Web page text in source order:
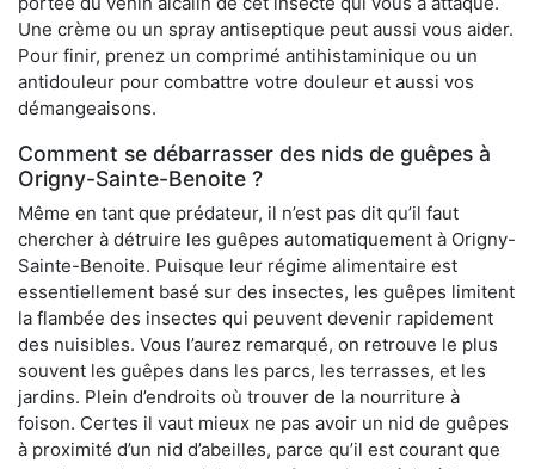
Une crème ou un spray antiseptique peut aussi vous aider.
Pour finir, prenez un comprimé antihistaminique ou un
antidouleur pour combattre votre douleur et aussi vos
démangeaisons.
Comment se débarrasser des nids de guêpes à
Origny-Sainte-Benoite ?
Même en tant que prédateur, il n’est pas dit qu’il faut
chercher à détruire les guêpes automatiquement à Origny-
Sainte-Benoite. Puisque leur régime alimentaire est
essentiellement basé sur des insectes, les guêpes limitent
la flambée des insectes qui peuvent devenir rapidement
des nuisibles. Vous l’aurez remarqué, on retrouve le plus
souvent les guêpes dans les parcs, les terrasses, et les
jardins. Plein d’endroits où trouver de la nourriture à
foison. Certes il vaut mieux ne pas avoir un nid de guêpes
à proximité d’un nid d’abeilles, parce qu’il est courant que